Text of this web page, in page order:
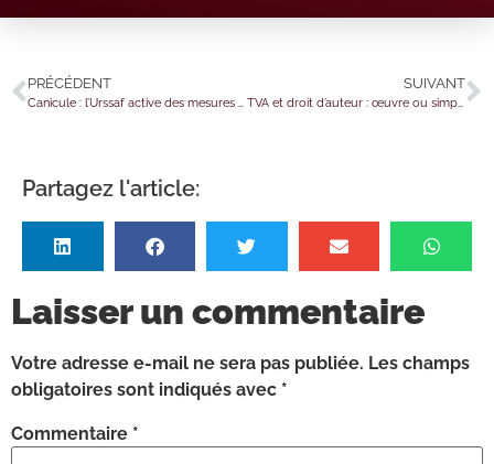
PRÉCÉDENT
Canicule : l’Urssaf active des mesures d’accompagnement
SUIVANT
TVA et droit d’auteur : œuvre ou simple cliché ?
Partagez l'article:
Laisser un commentaire
Votre adresse e-mail ne sera pas publiée. Les champs
obligatoires sont indiqués avec *
Commentaire *